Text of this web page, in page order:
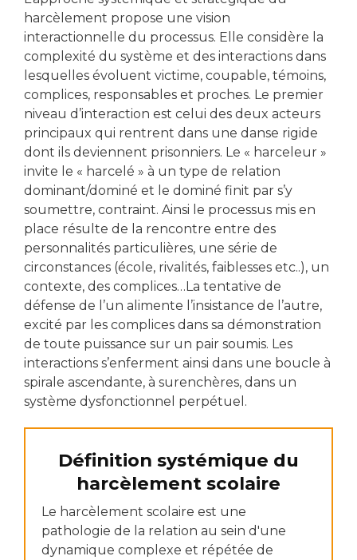
harcèlement propose une vision
interactionnelle du processus. Elle considère la
complexité du système et des interactions dans
lesquelles évoluent victime, coupable, témoins,
complices, responsables et proches. Le premier
niveau d’interaction est celui des deux acteurs
principaux qui rentrent dans une danse rigide
dont ils deviennent prisonniers. Le « harceleur »
invite le « harcelé » à un type de relation
dominant/dominé et le dominé finit par s’y
soumettre, contraint. Ainsi le processus mis en
place résulte de la rencontre entre des
personnalités particulières, une série de
circonstances (école, rivalités, faiblesses etc..), un
contexte, des complices…La tentative de
défense de l’un alimente l’insistance de l’autre,
excité par les complices dans sa démonstration
de toute puissance sur un pair soumis. Les
interactions s’enferment ainsi dans une boucle à
spirale ascendante, à surenchères, dans un
système dysfonctionnel perpétuel.
Définition systémique du
harcèlement scolaire
Le harcèlement scolaire est une
pathologie de la relation au sein d'une
dynamique complexe et répétée de